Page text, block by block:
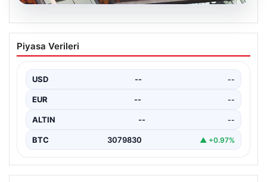
04.08.2026
FED faiz kararı ne zaman açıklanacak?
Nisan ayı faiz beklentisi belli oldu
Piyasa Verileri
USD -- --
EUR -- --
ALTIN -- --
BTC 3079830 ▲ +0.97%